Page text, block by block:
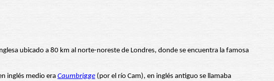
ubicado a 80 km al norte-noreste de Londres, donde se encuentra la famosa
inglés medio era Caumbrigge (por el río Cam), en inglés antiguo se llamaba